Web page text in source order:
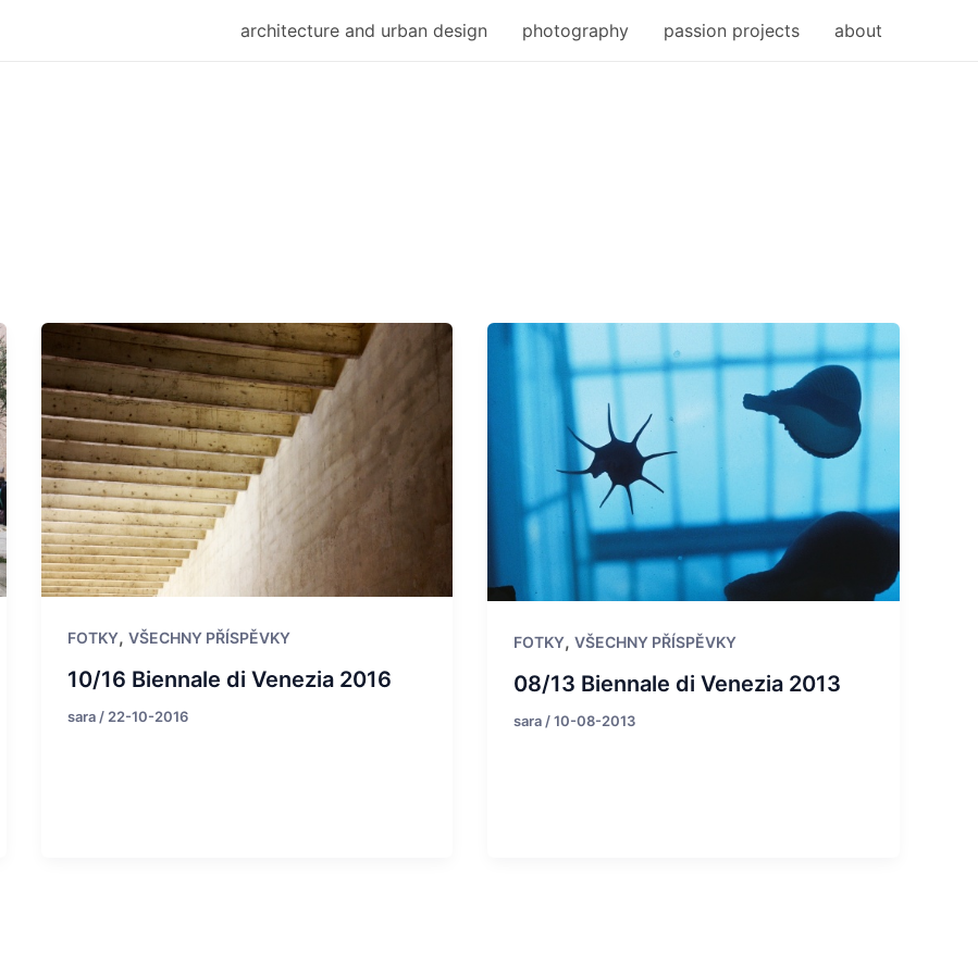
architecture and urban design photography passion projects about
FOTKY, VŠECHNY PŘÍSPĚVKY
10/16 Biennale di Venezia 2016
sara / 22-10-2016
FOTKY,VŠECHNY PŘÍSPĚVKY
08/13 Biennale di Venezia 2013
sara /10-08-2013